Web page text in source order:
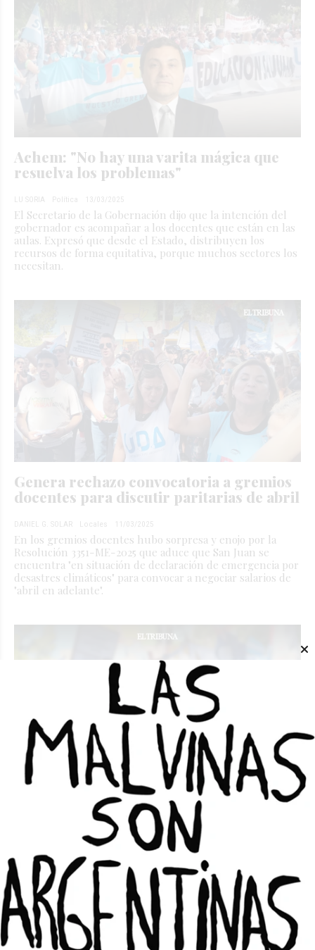
Achem: "No hay una varita mágica que
resuelva los problemas"
LU SORIA Política 13/03/2025
El Secretario de la Gobernación dijo que la intención del
gobernador es acompañar a los docentes que están en las
aulas. Expresó que desde el Estado, distribuyen los
recursos de forma equitativa, porque muchos sectores los
necesitan.
Genera rechazo convocatoria a gremios
docentes para discutir paritarias de abril
DANIEL G. SOLAR Locales 11/03/2025
En los gremios docentes hubo sorpresa y enojo por la
Resolución 3351-ME-2025 que aduce que San Juan se
encuentra "en situación de declaración de emergencia por
desastres climáticos" para convocar a negociar salarios de
"abril en adelante".
Carrizo: "Los docentes privados tenemos
más vulnerabilidad"
10/03/2025
La Secretaría General de SADOP, Ana Carrizo anunció que
participarán de una concentración de 2 días y el jueves
harán un paro de 24 horas. Decidieron parar, aunque se
les descuente el día, por la gravedad de la situación
salarial.